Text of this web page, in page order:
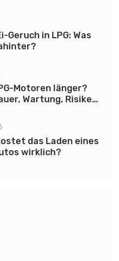
Geruch in LPG: Was
Motoren länger?
Wartung, Risiken
das Laden eines
wirklich?